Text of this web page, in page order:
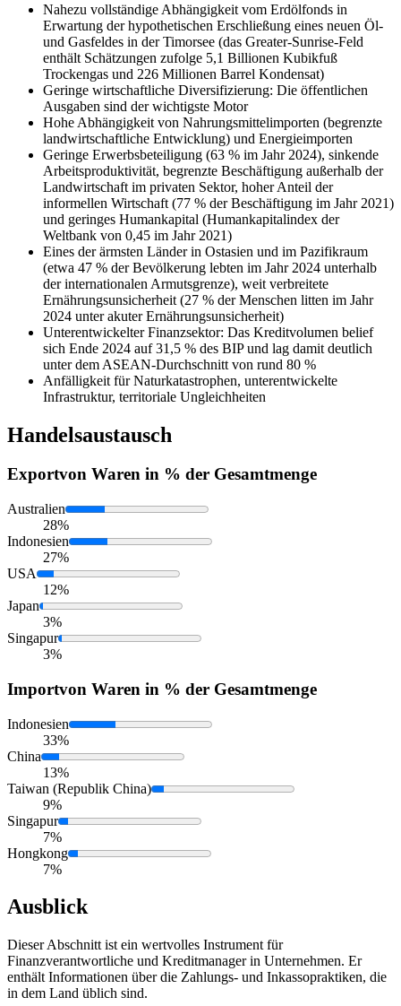
Nahezu vollständige Abhängigkeit vom Erdölfonds in
Erwartung der hypothetischen Erschließung eines neuen Öl-
und Gasfeldes in der Timorsee (das Greater-Sunrise-Feld
enthält Schätzungen zufolge 5,1 Billionen Kubikfuß
Trockengas und 226 Millionen Barrel Kondensat)
Geringe wirtschaftliche Diversifizierung: Die öffentlichen
Ausgaben sind der wichtigste Motor
Hohe Abhängigkeit von Nahrungsmittelimporten (begrenzte
landwirtschaftliche Entwicklung) und Energieimporten
Geringe Erwerbsbeteiligung (63 % im Jahr 2024), sinkende
Arbeitsproduktivität, begrenzte Beschäftigung außerhalb der
Landwirtschaft im privaten Sektor, hoher Anteil der
informellen Wirtschaft (77 % der Beschäftigung im Jahr 2021)
und geringes Humankapital (Humankapitalindex der
Weltbank von 0,45 im Jahr 2021)
Eines der ärmsten Länder in Ostasien und im Pazifikraum
(etwa 47 % der Bevölkerung lebten im Jahr 2024 unterhalb
der internationalen Armutsgrenze), weit verbreitete
Ernährungsunsicherheit (27 % der Menschen litten im Jahr
2024 unter akuter Ernährungsunsicherheit)
Unterentwickelter Finanzsektor: Das Kreditvolumen belief
sich Ende 2024 auf 31,5 % des BIP und lag damit deutlich
unter dem ASEAN-Durchschnitt von rund 80 %
Anfälligkeit für Naturkatastrophen, unterentwickelte
Infrastruktur, territoriale Ungleichheiten
Handelsaustausch
Exportvon Waren in % der Gesamtmenge
Australien
28%
Indonesien
27%
USA
12%
Japan
3%
Singapur
3%
Importvon Waren in % der Gesamtmenge
Indonesien
33%
China
13%
Taiwan (Republik China)
9%
Singapur
7%
Hongkong
7%
Ausblick
Dieser Abschnitt ist ein wertvolles Instrument für
Finanzverantwortliche und Kreditmanager in Unternehmen. Er
enthält Informationen über die Zahlungs- und Inkassopraktiken, die
in dem Land üblich sind.